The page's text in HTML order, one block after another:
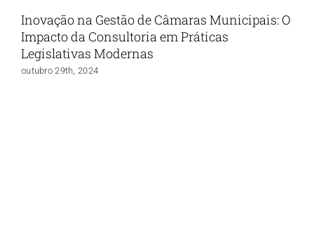
Inovação na Gestão de Câmaras Municipais: O
Impacto da Consultoria em Práticas
Legislativas Modernas
outubro 29th, 2024